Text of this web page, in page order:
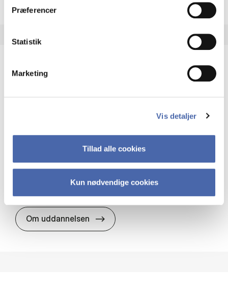
Præferencer
Statistik
Marketing
Vis detaljer
Tillad alle cookies
Kun nødvendige cookies
HA(it.) - erhvervs­økonomi og informations­
virksomheders muligheder og udfordringer inden
Organisation og ledelse
Om uddannelsen HA(it.) - erhvervs­økonomi og